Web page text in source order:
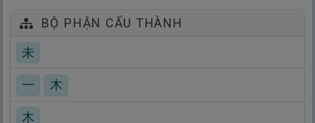
BỘ PHẬN CẤU THÀNH
未
Nghĩa: Chưa, Mùi (con giáp thứ
8)
一 木
木